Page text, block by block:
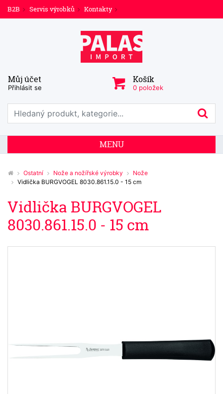
B2B Servis výrobků Kontakty
Můj účet
Přihlásit se
Košík
0 položek
Prohledat web
MENU
Ostatní Nože a nožířské výrobky
Nože
Vidlička BURGVOGEL 8030.861.15.0 - 15 cm
Vidlička BURGVOGEL
8030.861.15.0 - 15 cm